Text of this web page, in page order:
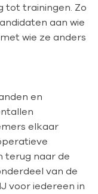
tot trainingen. Zo
aan wie
wie ze anders
en
elkaar
terug naar de
van de
voor iedereen in